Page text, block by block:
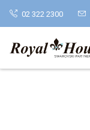
02 322 2300